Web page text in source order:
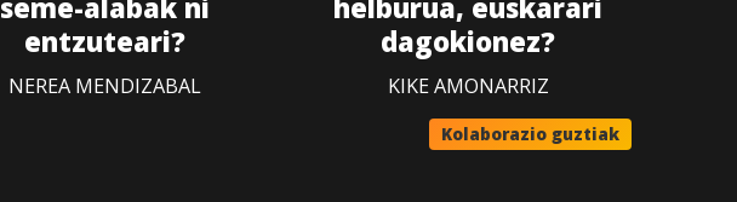
seme-alabak ni
entzuteari?
NEREA MENDIZABAL
helburua, euskarari
dagokionez?
KIKE AMONARRIZ
Kolaborazio guztiak